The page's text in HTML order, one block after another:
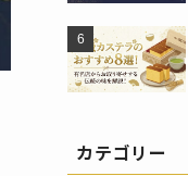
カテゴリー